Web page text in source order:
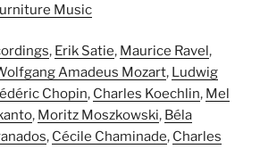
Music
, Erik Satie, Maurice Ravel ,
Amadeus Mozart, Ludwig
Chopin, Charles Koechlin, Mel
, Moritz Moszkowski, Béla
, Cécile Chaminade, Charles